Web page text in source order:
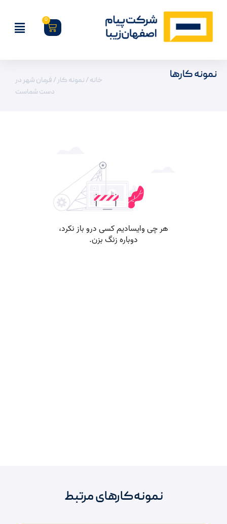
0
نمونه کارها خانه / نمونه کار/ فرمان شهر در
دست شماست
نمونه‌کارهای مرتبط